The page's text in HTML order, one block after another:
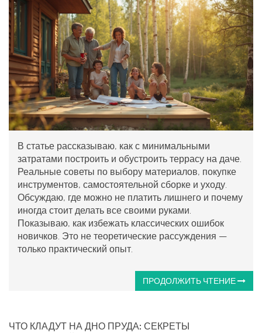
В статье рассказываю, как с минимальными
затратами построить и обустроить террасу на даче.
Реальные советы по выбору материалов, покупке
инструментов, самостоятельной сборке и уходу.
Обсуждаю, где можно не платить лишнего и почему
иногда стоит делать все своими руками.
Показываю, как избежать классических ошибок
новичков. Это не теоретические рассуждения —
только практический опыт.
ПРОДОЛЖИТЬ ЧТЕНИЕ
ЧТО КЛАДУТ НА ДНО ПРУДА: СЕКРЕТЫ